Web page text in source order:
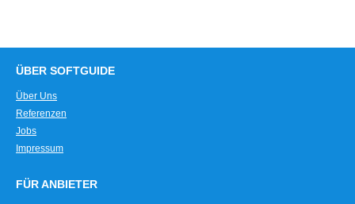
ÜBER SOFTGUIDE
Über Uns
Referenzen
Jobs
Impressum
FÜR ANBIETER